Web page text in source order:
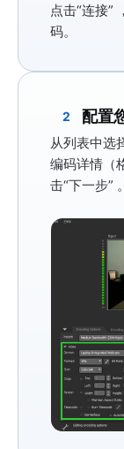
点击“连接”
码。
2 配置
从列表中选
编码详情（
击“下一步” 。